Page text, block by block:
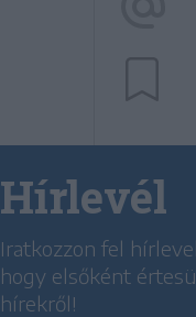
Hírlevél
Iratkozzon fel
hogy elsőként
hírekről!